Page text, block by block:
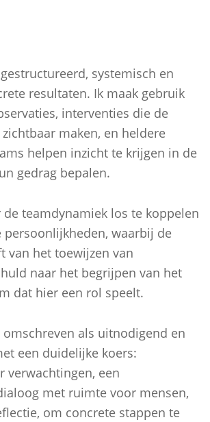
systemisch en
resultaten. Ik maak gebruik
interventies die de
maken, en heldere
helpen inzicht te krijgen in de
gedrag bepalen.
de teamdynamiek los te koppelen
waarbij de
van het toewijzen van
naar het begrijpen van het
dat hier een rol speelt.
als uitnodigend en
een duidelijke koers:
verwachtingen, een
met ruimte voor mensen,
om concrete stappen te